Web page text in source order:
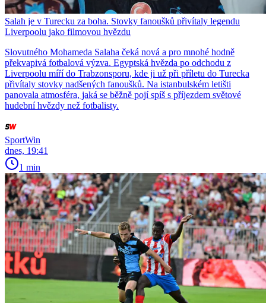
Salah je v Turecku za boha. Stovky fanoušků přivítaly legendu
Liverpoolu jako filmovou hvězdu
Slovutného Mohameda Salaha čeká nová a pro mnohé hodně
překvapivá fotbalová výzva. Egyptská hvězda po odchodu z
Liverpoolu míří do Trabzonsporu, kde ji už při příletu do Turecka
přivítaly stovky nadšených fanoušků. Na istanbulském letišti
panovala atmosféra, jaká se běžně pojí spíš s příjezdem světové
hudební hvězdy než fotbalisty.
SportWin
dnes, 19:41
1 min